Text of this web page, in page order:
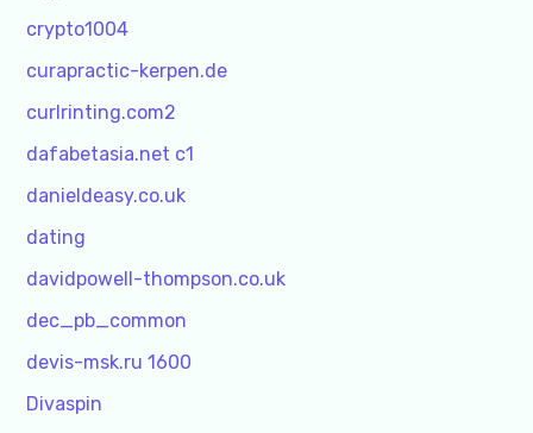
crypto1004
curapractic-kerpen.de
curlrinting.com2
dafabetasia.net c1
danieldeasy.co.uk
dating
davidpowell-thompson.co.uk
dec_pb_common
devis-msk.ru 1600
Divaspin